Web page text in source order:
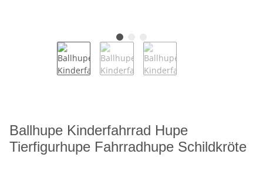
Ballhupe Kinderfahrrad Hupe
Tierfigurhupe Fahrradhupe Schildkröte